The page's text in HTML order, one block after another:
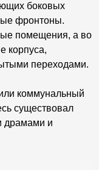
боковых
фронтоны.
помещения, а во
корпуса,
переходами.
коммунальный
существовал
драмами и